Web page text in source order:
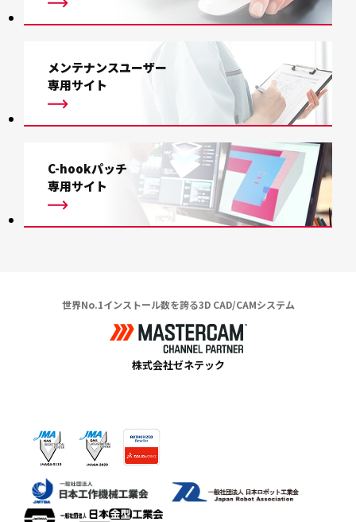
メンテナンスユーザー
専用サイト
C-hookパッチ
専用サイト
世界No.1インストール数を誇る3D CAD/CAMシステム
株式会社ゼネテック